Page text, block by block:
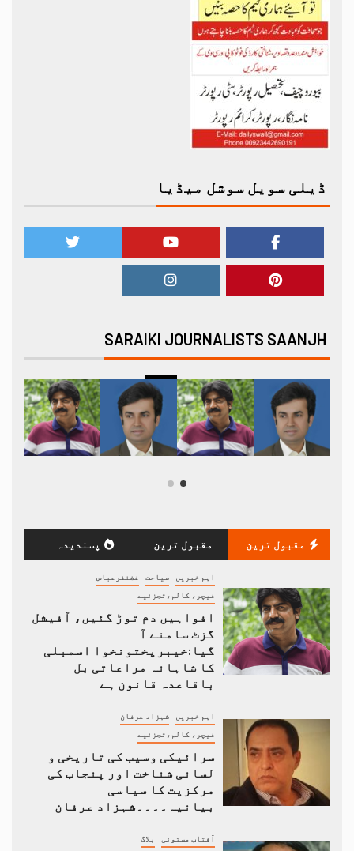
ڈیلی سویل سوشل میڈیا
SARAIKI JOURNALISTS SAANJH
مقبول ترین مقبول ترین پسندیدہ
اہم خبریں سیاحت غضنفرعباس
فیچر، کالم،تجزئیے
افواہیں دم توڑ گئیں، آفیشل
گزٹ سامنے آ
گیا:خیبرپختونخوا اسمبلی
کا شاہانہ مراعاتی بل
باقاعدہ قانون ہے
اہم خبریں شہزاد عرفان
فیچر، کالم،تجزئیے
سرائیکی وسیب کی تاریخی و
لسانی شناخت اور پنجاب کی
مرکزیت کا سیاسی
بیانیہ۔۔۔۔شہزاد عرفان
آفتاب مستوئی بلاگ